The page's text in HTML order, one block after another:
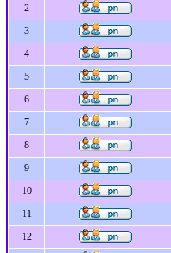
2
3
4
5
6
7
8
9
10
11
12